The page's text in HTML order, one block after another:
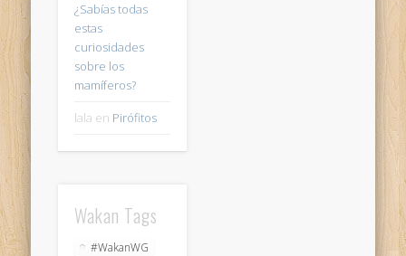
¿Sabías todas
estas
curiosidades
sobre los
mamíferos?
lala en Pirófitos
Wakan Tags
#WakanWG